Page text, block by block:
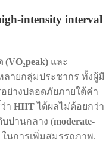
intensity interval
และ
ลายกลุ่มประชากร ทั้งผู้มี
ย่างปลอดภัยภายใต้คำ
า HIITได้ผลไม่ด้อยกว่า
บปานกลาง (moderate-
ในการเพิ่มสมรรถภาพ.